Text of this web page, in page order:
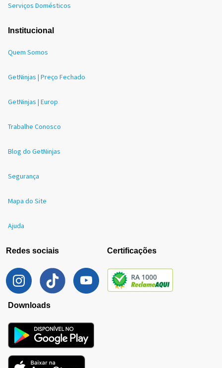
Serviços Domésticos
Institucional
Quem Somos
GetNinjas | Preço Fechado
GetNinjas | Europ
Trabalhe Conosco
Blog do GetNinjas
Segurança
Mapa do Site
Ajuda
Redes sociais Certificações
Downloads